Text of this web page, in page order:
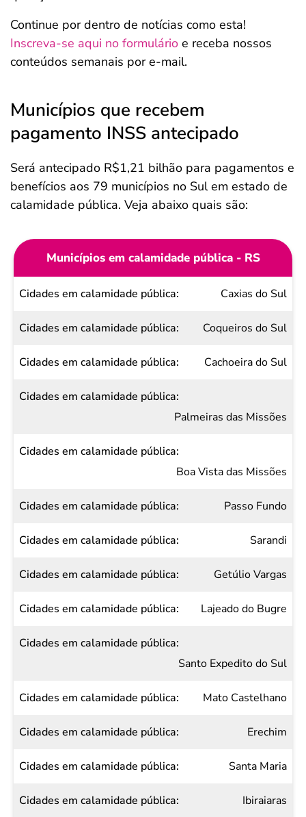
Continue por dentro de notícias como esta!
Inscreva-se aqui no formulário e receba nossos
conteúdos semanais por e-mail.
Municípios que recebem
pagamento INSS antecipado
Será antecipado R$1,21 bilhão para pagamentos e
benefícios aos 79 municípios no Sul em estado de
calamidade pública. Veja abaixo quais são:
Municípios em calamidade pública - RS
Cidades
calamidade
pública
Caxias do Sul
Coqueiros do Sul
Cachoeira do Sul
Palmeiras das Missões
Boa Vista das Missões
Passo Fundo
Sarandi
Getúlio Vargas
Lajeado do Bugre
Santo Expedito do Sul
Mato Castelhano
Erechim
Santa Maria
Ibiraiaras